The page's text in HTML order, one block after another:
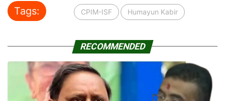
Tags: CPIM-ISF Humayun Kabir
RECOMMENDED